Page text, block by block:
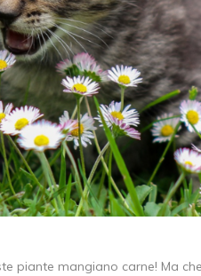
piante mangiano carne! Ma